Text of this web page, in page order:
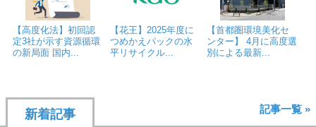
【高度化法】初回認
定3社が示す資源循環
の新局面 国内...
【花王】2025年度に
つめかえパックの水
平リサイクル...
【首都圏環境美化セ
ンター】 4月に高度選
別による最新...
新着記事 記事一覧 »